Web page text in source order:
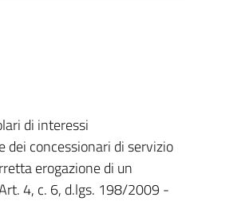
di interessi
concessionari di servizio
erogazione di un
4, c. 6, d.lgs. 198/2009 -